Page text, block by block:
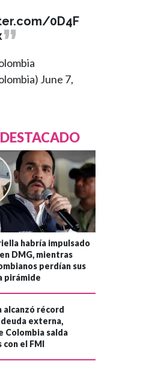
Hace 1 mes
empieza
2026?
hora y todo
el partido
entre
0D4F
June 7,
habría impulsado
DMG, mientras
perdían sus
pirámide
alcanzó récord
externa,
Colombia salda
con el FMI